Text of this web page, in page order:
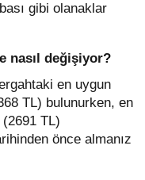
gibi olanaklar
nasıl değişiyor?
en uygun
TL) bulunurken, en
TL)
önce almanız